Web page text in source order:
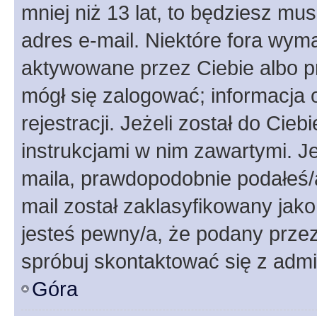
mniej niż 13 lat, to będziesz
adres e-mail. Niektóre fora
aktywowane przez Ciebie albo
mógł się zalogować;
rejestracji. Jeżeli został do
instrukcjami w nim zawartymi.
maila, prawdopodobnie
mail został zaklasyfikowany
jesteś pewny/a, że podany
spróbuj skontaktować się z
Góra